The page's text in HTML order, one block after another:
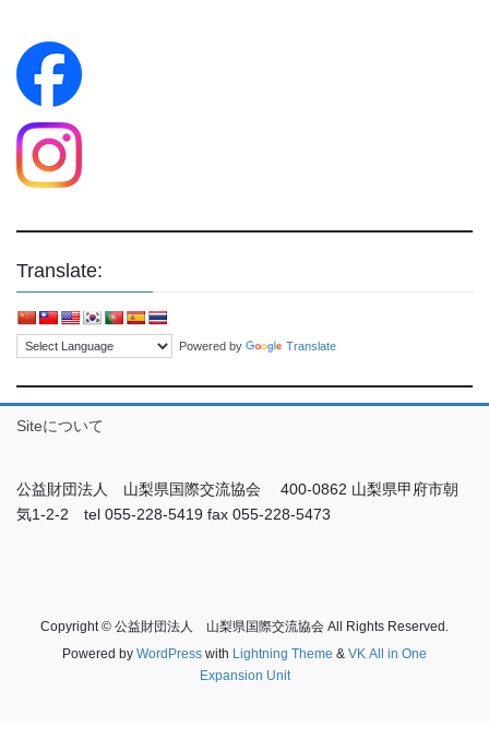
Translate:
Powered by Translate
Siteについて
公益財団法人 山梨県国際交流協会 400-0862 山梨県甲府市朝
気1-2-2 tel 055-228-5419 fax 055-228-5473
Copyright © 公益財団法人 山梨県国際交流協会 All Rights Reserved.
Powered by WordPress with Lightning Theme & VK All in One
Expansion Unit